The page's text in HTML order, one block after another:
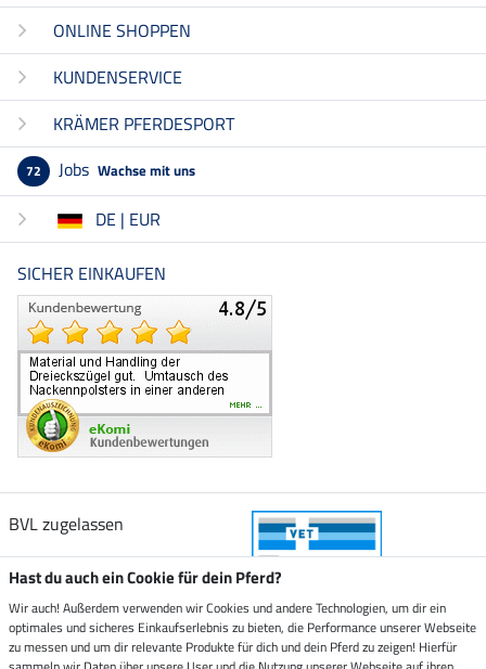
ONLINE SHOPPEN
KUNDENSERVICE
KRÄMER PFERDESPORT
72 Jobs Wachse mit uns
DE | EUR
SICHER EINKAUFEN
BVL zugelassen
Zustellung durch
Hast du auch ein Cookie für dein Pferd?
Wir auch! Außerdem verwenden wir Cookies und andere Technologien, um dir ein
optimales und sicheres Einkaufserlebnis zu bieten, die Performance unserer Webseite
zu messen und um dir relevante Produkte für dich und dein Pferd zu zeigen! Hierfür